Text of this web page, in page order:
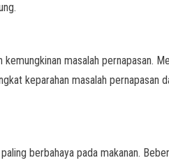
masalah pernapasan.
keparahan masalah pernapasan
berbahaya pada makanan.